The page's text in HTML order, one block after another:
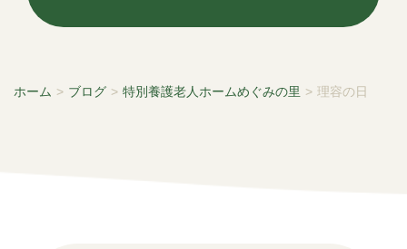
ホーム > ブログ > 特別養護老人ホームめぐみの里 > 理容の日